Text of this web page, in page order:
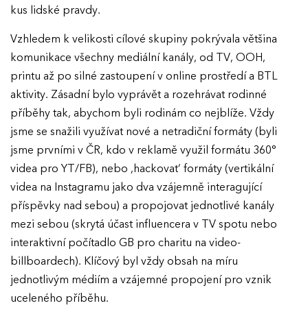
kus lidské pravdy.
Vzhledem k velikosti cílové skupiny pokrývala většina
komunikace všechny mediální kanály, od TV, OOH,
printu až po silné zastoupení v online prostředí a BTL
aktivity. Zásadní bylo vyprávět a rozehrávat rodinné
příběhy tak, abychom byli rodinám co nejblíže. Vždy
jsme se snažili využívat nové a netradiční formáty (byli
jsme prvními v ČR, kdo v reklamě využil formátu 360°
videa pro YT/FB), nebo ‚hackovat‘ formáty (vertikální
videa na Instagramu jako dva vzájemně interagující
příspěvky nad sebou) a propojovat jednotlivé kanály
mezi sebou (skrytá účast influencera v TV spotu nebo
interaktivní počítadlo GB pro charitu na video-
billboardech). Klíčový byl vždy obsah na míru
jednotlivým médiím a vzájemné propojení pro vznik
uceleného příběhu.